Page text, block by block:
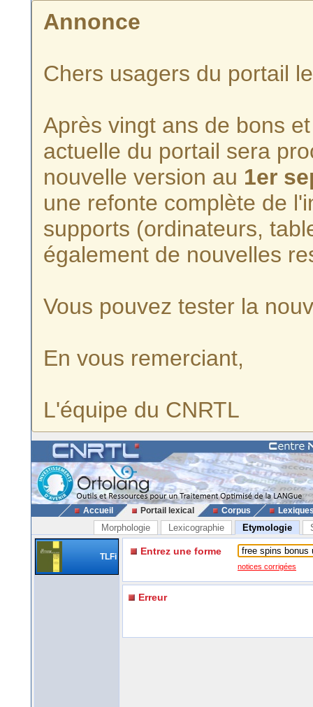
Annonce
Chers usagers du portail
Après vingt ans de bons
actuelle du portail sera
nouvelle version au 1er
une refonte complète de
supports (ordinateurs,
également de nouvelles
Vous pouvez tester la
En vous remerciant,
L'équipe du CNRTL
Accueil Portail lexical Corpus
Morphologie Lexicographie Etymologie
TLFi Entrez une forme
notices corrigées
Erreur